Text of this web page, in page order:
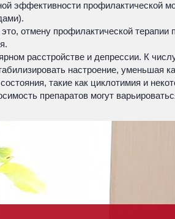
эффективности профилактической
отмену профилактической терапии
расстройстве и депрессии. К
настроение, уменьшая
такие как циклотимия и
препаратов могут